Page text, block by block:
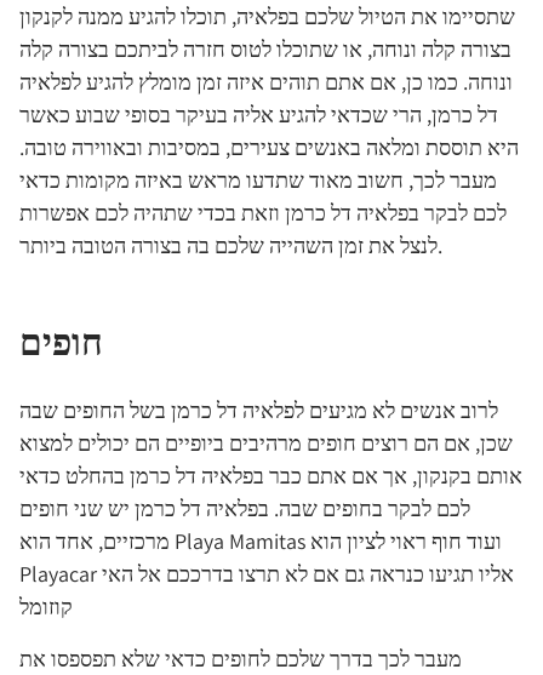
שתסיימו את הטיול שלכם בפלאיה, תוכלו להגיע ממנה לקנקון
בצורה קלה ונוחה, או שתוכלו לטוס חזרה לביתכם בצורה קלה
ונוחה. כמו כן, אם אתם תוהים איזה זמן מומלץ להגיע לפלאיה
דל כרמן, הרי שכדאי להגיע אליה בעיקר בסופי שבוע כאשר
היא תוססת ומלאה באנשים צעירים, במסיבות ובאווירה טובה.
מעבר לכך, חשוב מאוד שתדעו מראש באיזה מקומות כדאי
לכם לבקר בפלאיה דל כרמן וזאת בכדי שתהיה לכם אפשרות
לנצל את זמן השהייה שלכם בה בצורה הטובה ביותר.
חופים
לרוב אנשים לא מגיעים לפלאיה דל כרמן בשל החופים שבה
שכן, אם הם רוצים חופים מרהיבים ביופיים הם יכולים למצוא
אותם בקנקון, אך אם אתם כבר בפלאיה דל כרמן בהחלט כדאי
לכם לבקר בחופים שבה. בפלאיה דל כרמן יש שני חופים
מרכזיים, אחד הוא Playa Mamitas ועוד חוף ראוי לציון הוא
‪Playacar אליו תגיעו כנראה גם אם לא תרצו בדרככם אל האי
קוזומל
מעבר לכך בדרך שלכם לחופים כדאי שלא תפספסו את